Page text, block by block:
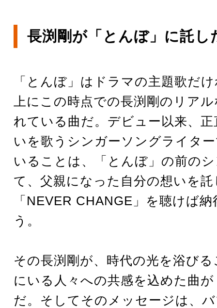
長渕剛が「とんぼ」に託し
「とんぼ」はドラマの主題歌だ
上にこの時点での長渕剛のリア
れている曲だ。デビュー以来、
いを歌うシンガーソングライタ
いることは、「とんぼ」の前の
て、父親になった自分の想いを託
「NEVER CHANGE」を聴けば
う。
その長渕剛が、時代の光を浴び
にいる人々への共感を込めた曲
だ。そしてそのメッセージは、